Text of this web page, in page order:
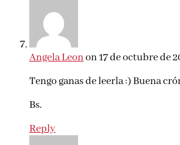
Angela Leonon 17 de octubre de
Tengo ganas de leerla :) Buena
Bs.
Reply